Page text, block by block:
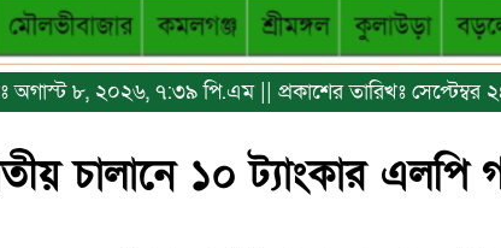
অগাস্ট ৮, ২০২৬, ৭:৩৯ পি.এম || প্রকাশের তারিখঃ
চালানে ১০ ট্যাংকার এলপি